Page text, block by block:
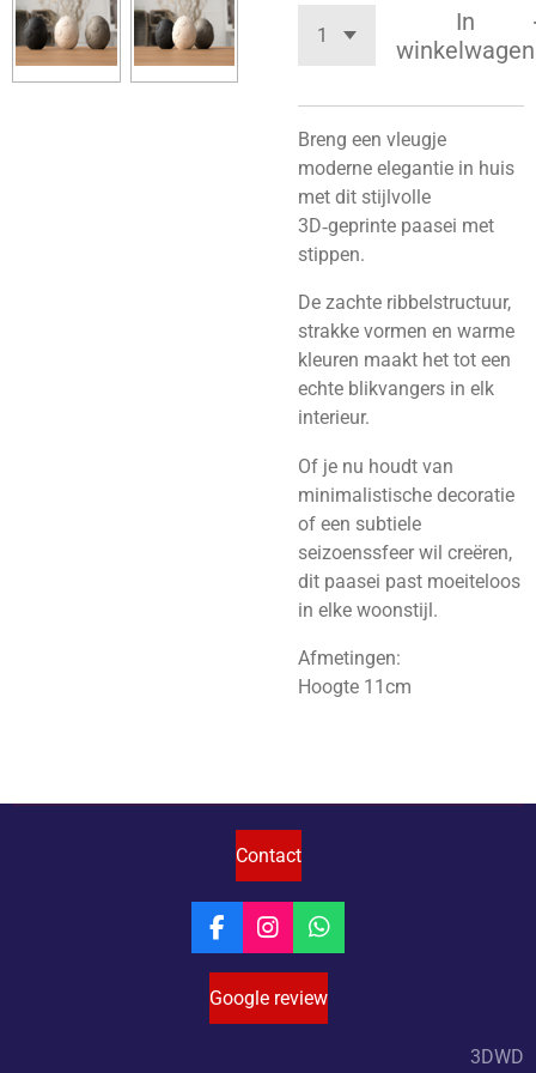
In
winkelwagen
Breng een vleugje
moderne elegantie in huis
met dit stijlvolle
3D‑geprinte paasei met
stippen.
De zachte ribbelstructuur,
strakke vormen en warme
kleuren maakt het tot een
echte blikvangers in elk
interieur.
Of je nu houdt van
minimalistische decoratie
of een subtiele
seizoenssfeer wil creëren,
dit paasei past moeiteloos
in elke woonstijl.
Afmetingen:
Hoogte 11cm
Contact
F
a
e
b
I
n
t
a
W
h
t
s
Google review
3DWD